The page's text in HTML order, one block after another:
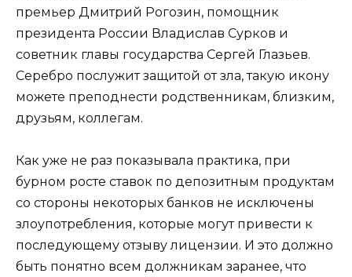
премьер Дмитрий Рогозин, помощник
президента России Владислав Сурков и
советник главы государства Сергей Глазьев.
Серебро послужит защитой от зла, такую икону
можете преподнести родственникам, близким,
друзьям, коллегам.
Как уже не раз показывала практика, при
бурном росте ставок по депозитным продуктам
со стороны некоторых банков не исключены
злоупотребления, которые могут привести к
последующему отзыву лицензии. И это должно
быть понятно всем должникам заранее, что